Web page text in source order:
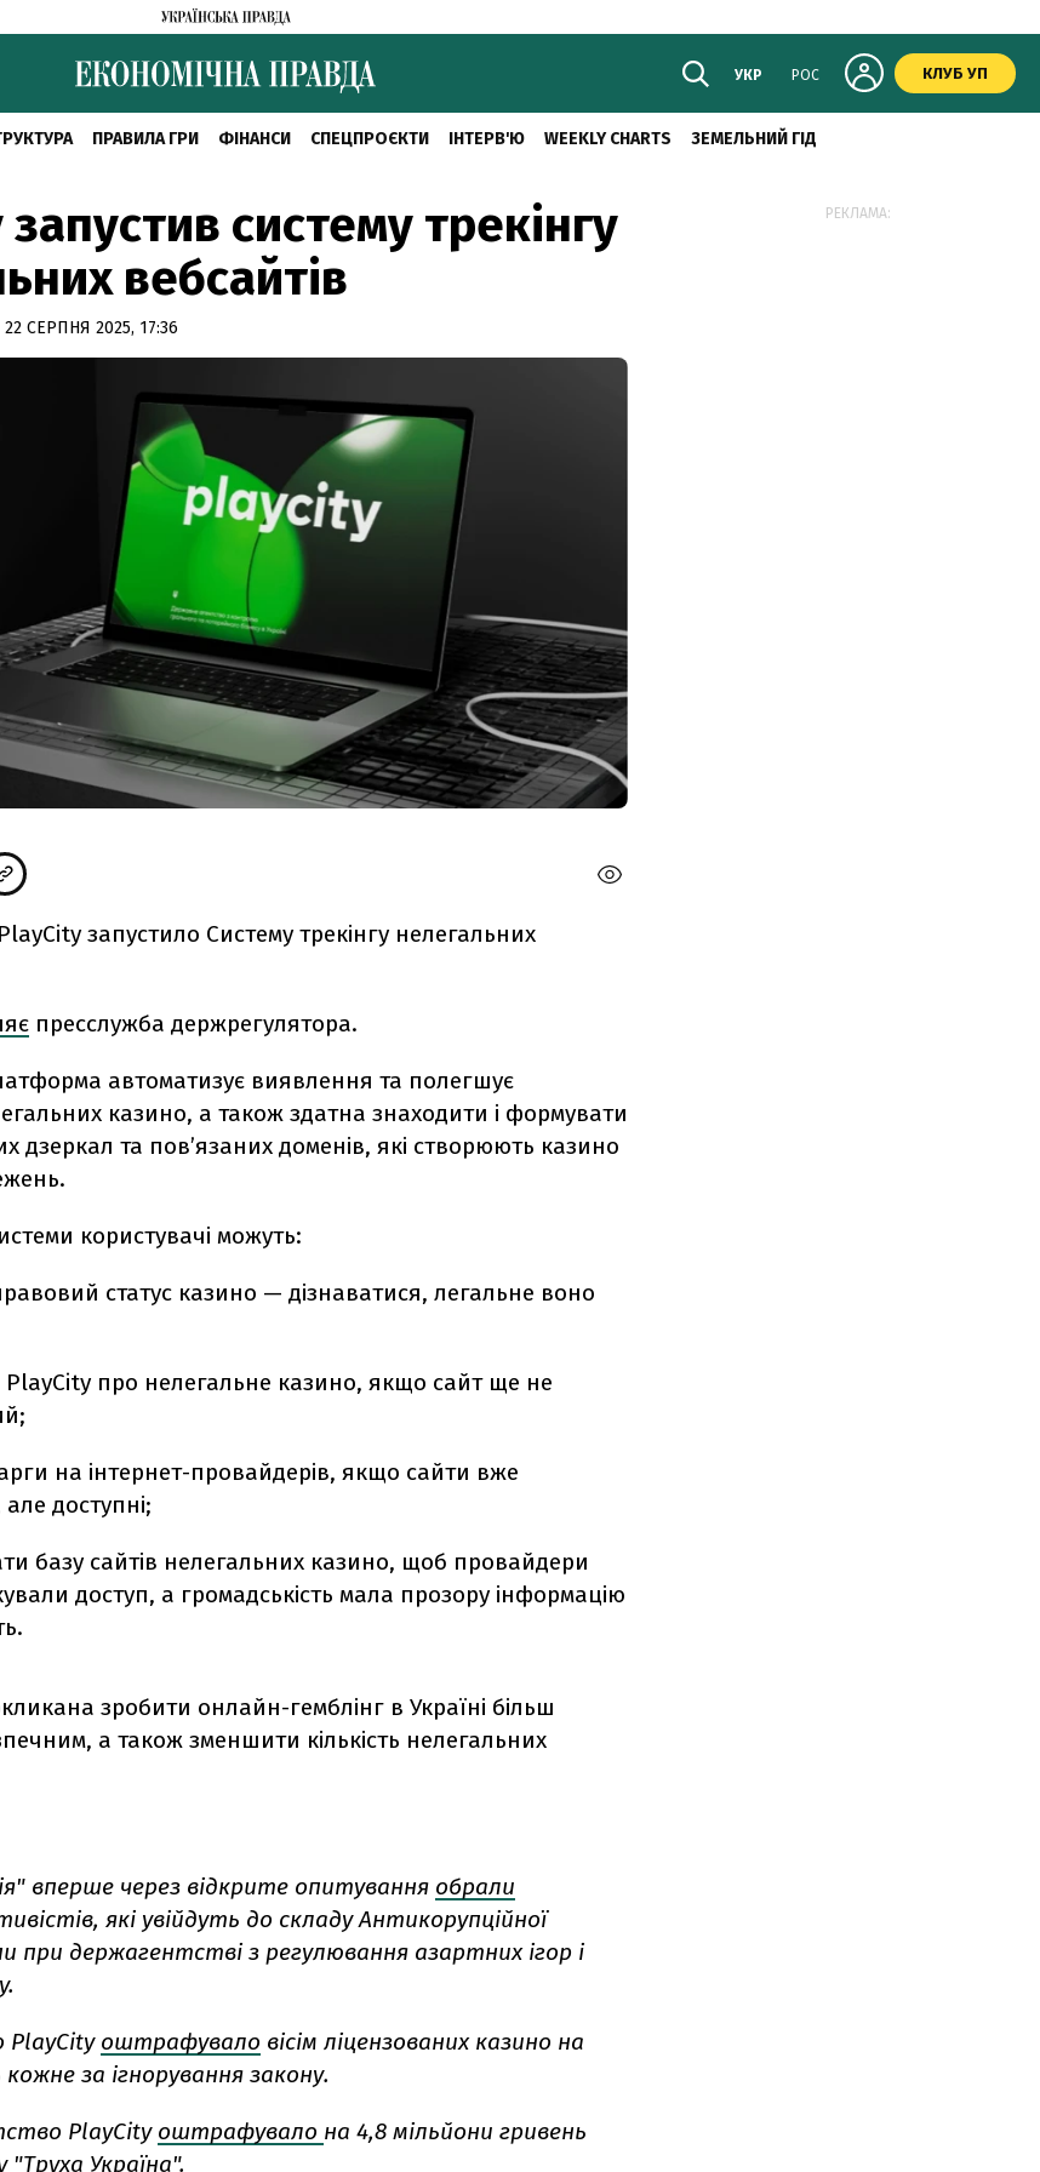
УКР РОС КЛУБ УП
ПРАВИЛА ГРИ ФІНАНСИ СПЕЦПРОЄКТИ ІНТЕРВ'Ю WEEKLY CHARTS ЗЕМЕЛЬНИЙ ГІД
систему трекінгу
вебсайтів
СЕРПНЯ 2025, 17:36
запустило Систему трекінгу нелегальних
пресслужба держрегулятора.
автоматизує виявлення та полегшує
казино, а також здатна знаходити і формувати
дзеркал та пов’язаних доменів, які створюють казино
користувачі можуть:
статус казино — дізнаватися, легальне воно
PlayCity про нелегальне казино, якщо сайт ще не
на інтернет-провайдерів, якщо сайти вже
доступні;
базу сайтів нелегальних казино, щоб провайдери
доступ, а громадськість мала прозору інформацію
зробити онлайн-гемблінг в Україні більш
а також зменшити кількість нелегальних
вперше через відкрите опитування обрали
які увійдуть до складу Антикорупційної
при держагентстві з регулювання азартних ігор і
оштрафувало вісім ліцензованих казино на
за ігнорування закону.
PlayCity оштрафувало на 4,8 мільйони гривень
Україна".
РЕКЛАМА: